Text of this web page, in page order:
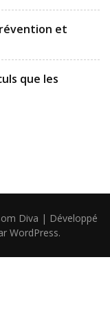
et
que les
Diva | Développé
WordPress.